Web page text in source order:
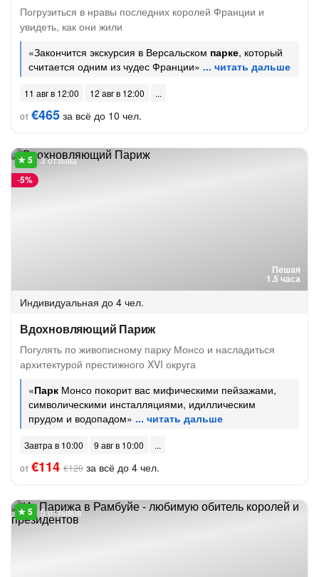
Погрузиться в нравы последних королей Франции и
увидеть, как они жили
«Закончится экскурсия в Версальском парке, который
считается одним из чудес Франции»
11 авг в 12:00
12 авг в 12:00
от€465 за всё до 10 чел.
Пешая
1.5 часа
-5%
3 отзыва
Индивидуальная до 4 чел.
Вдохновляющий Париж
Погулять по живописному парку Монсо и насладиться
архитектурой престижного XVI округа
«Парк Монсо покорит вас мифическими пейзажами,
символическими инсталляциями, идиллическим
прудом и водопадом»
Завтра в 10:00
9 авг в 10:00
от€114 €120 за всё до 4 чел.
5 отзывов